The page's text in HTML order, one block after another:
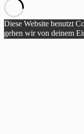
Diese Website benutzt
gehen wir von deinem